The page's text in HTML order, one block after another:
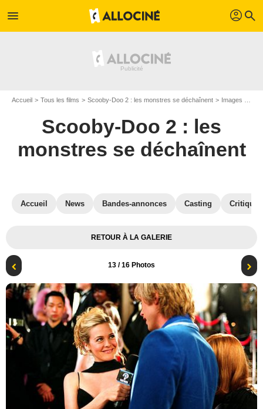
menu profil search
Accueil Tous les films Scooby-Doo 2 : les monstres se déchaînent Images du film Scooby-Doo 2 : les monstres se déchaînent
Scooby-Doo 2 : les
monstres se déchaînent
Accueil News Bandes-annonces Casting
RETOUR À LA GALERIE
13 / 16 Photos